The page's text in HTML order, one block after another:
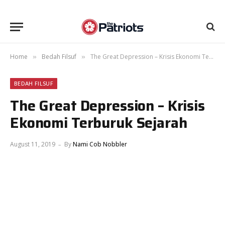
Home » Bedah Filsuf » The Great Depression – Krisis Ekonomi Terburuk Sejarah
BEDAH FILSUF
The Great Depression – Krisis
Ekonomi Terburuk Sejarah
August 11, 2019 ByNami Cob Nobbler